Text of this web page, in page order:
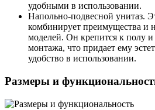
удобными в использовании.
Напольно-подвесной унитаз.
комбинирует преимущества и
моделей. Он крепится к полу
монтажа, что придает ему
удобство в использовании.
Размеры и